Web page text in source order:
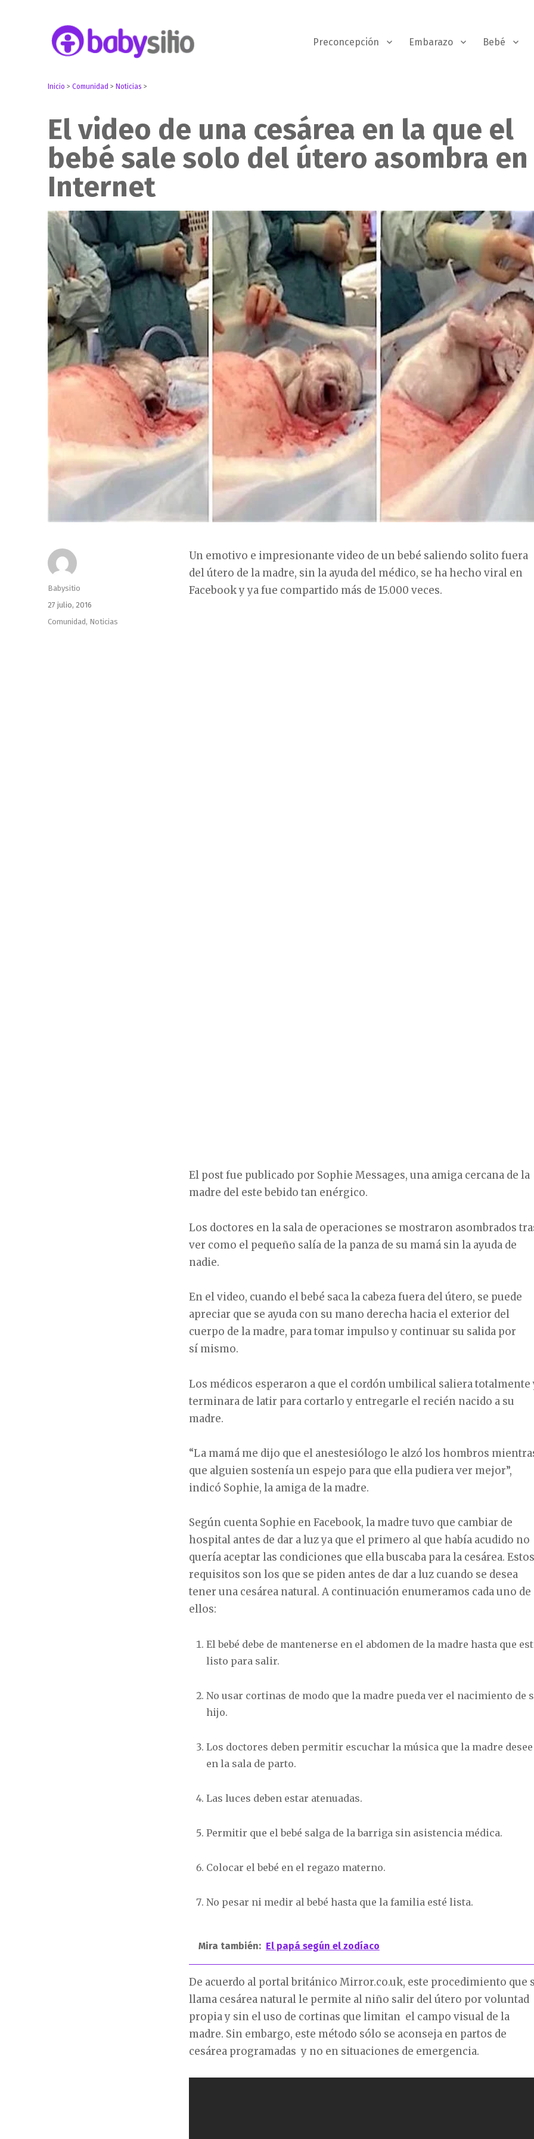
Preconcepción Embarazo Bebé
Inicio >Comunidad > Noticias >
El video de una cesárea en la que el
bebé sale solo del útero asombra en
Internet
Un emotivo e impresionante video de un bebé saliendo solito fuera
del útero de la madre, sin la ayuda del médico, se ha hecho viral en
Facebook y ya fue compartido más de 15.000 veces.
El post fue publicado por Sophie Messages, una amiga cercana de la
madre del este bebido tan enérgico.
Los doctores en la sala de operaciones se mostraron asombrados
ver como el pequeño salía de la panza de su mamá sin la ayuda de
nadie.
En el video, cuando el bebé saca la cabeza fuera del útero, se puede
apreciar que se ayuda con su mano derecha hacia el exterior del
cuerpo de la madre, para tomar impulso y continuar su salida por
sí mismo.
Los médicos esperaron a que el cordón umbilical saliera totalmente
terminara de latir para cortarlo y entregarle el recién nacido a su
madre.
“La mamá me dijo que el anestesiólogo le alzó los hombros
que alguien sostenía un espejo para que ella pudiera ver mejor”,
indicó Sophie, la amiga de la madre.
Según cuenta Sophie en Facebook, la madre tuvo que cambiar de
hospital antes de dar a luz ya que el primero al que había acudido no
quería aceptar las condiciones que ella buscaba para la cesárea. Estos
requisitos son los que se piden antes de dar a luz cuando se desea
tener una cesárea natural. A continuación enumeramos cada uno de
ellos:
El bebé debe de mantenerse en el abdomen de la madre hasta que
listo para salir.
No usar cortinas de modo que la madre pueda ver el nacimiento de
hijo.
Los doctores deben permitir escuchar la música que la madre desee
en la sala de parto.
Las luces deben estar atenuadas.
Permitir que el bebé salga de la barriga sin asistencia médica.
Colocar el bebé en el regazo materno.
No pesar ni medir al bebé hasta que la familia esté lista.
Mira también: El papá según el zodíaco
De acuerdo al portal británico Mirror.co.uk, este procedimiento que
llama cesárea natural le permite al niño salir del útero por voluntad
propia y sin el uso de cortinas que limitan el campo visual de la
madre. Sin embargo, este método sólo se aconseja en partos de
cesárea programadas y no en situaciones de emergencia.
Autor
Babysitio
Publicado
el
27 julio, 2016
Categorías
Comunidad, Noticias